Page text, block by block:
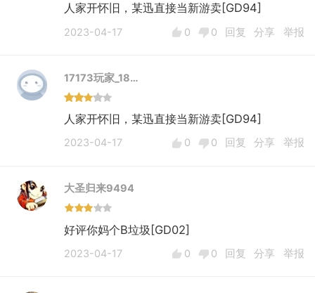
人家开怀旧，某迅直接当新游卖[GD94]
2023-04-17 0 0 回复 分享 举报
17173玩家_18…
人家开怀旧，某迅直接当新游卖[GD94]
2023-04-17 0 0 回复 分享 举报
大圣归来9494
好评你妈个B垃圾[GD02]
2023-04-17 0 0 回复 分享 举报